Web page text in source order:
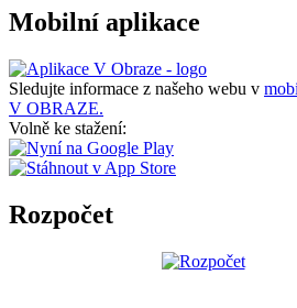
Mobilní aplikace
Sledujte informace z našeho webu v
V OBRAZE.
Volně ke stažení:
Rozpočet